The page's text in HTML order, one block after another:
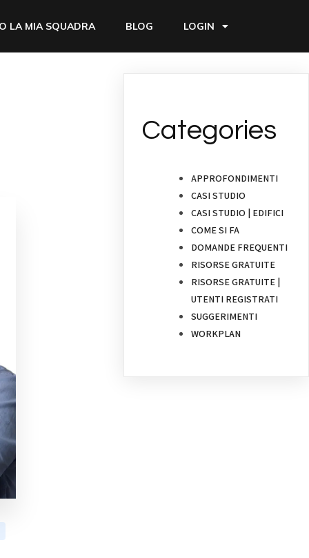
LA MIA SQUADRA BLOG LOGIN
Categories
APPROFONDIMENTI
CASI STUDIO
CASI STUDIO | EDIFICI
COME SI FA
DOMANDE FREQUENTI
RISORSE GRATUITE
RISORSE GRATUITE |
UTENTI REGISTRATI
SUGGERIMENTI
WORKPLAN